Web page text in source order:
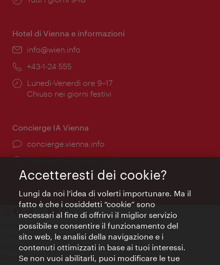
Hotel di Vienna e informazioni
Email:
info@wien.info
Telefono:
+43-1-24 555
Orari
di
Lunedì-Venerdì ore 9–17
Chiuso nei giorni festivi
Concierge IA Vienna
Ort:
concierge.vienna.info
Öffnungszeiten:
Informazioni 24 ore su 24
Contatti
Colophon
Dichiarazione sulla protezione dei dati
Terms of Use
Accetteresti dei cookie?
Lungi da noi l’idea di volerti importunare. Ma il
fatto è che i cosiddetti “cookie” sono
necessari al fine di offrirvi il miglior servizio
possibile e consentire il funzionamento del
sito web, le analisi della navigazione e i
contenuti ottimizzati in base ai tuoi interessi.
Se non vuoi abilitarli, puoi modificare le tue